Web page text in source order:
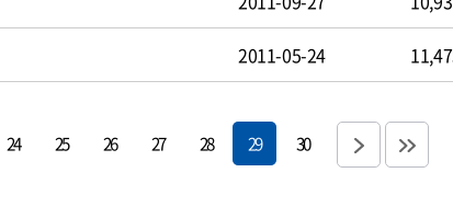
2011-05-24
24 25 26 27 28 29 30